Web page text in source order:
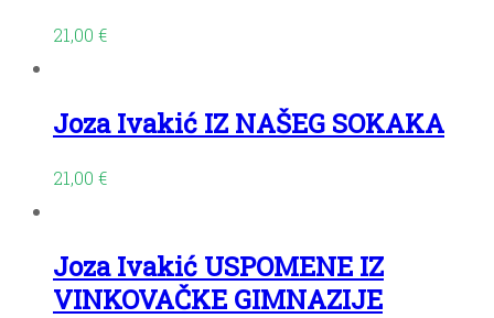
21,00 €
Joza Ivakić IZ NAŠEG SOKAKA
21,00 €
Joza Ivakić USPOMENE IZ
VINKOVAČKE GIMNAZIJE